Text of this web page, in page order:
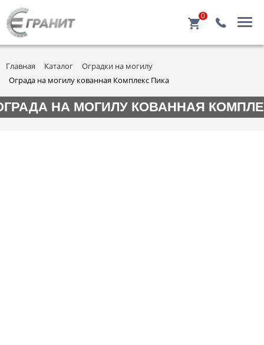
0
Главная Каталог
Оградки на могилу
Ограда на могилу кованная Комплекс Пика
НА МОГИЛУ КОВАННАЯ